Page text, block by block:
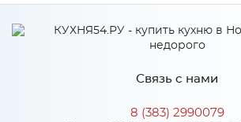
Связь с нами
8 (383) 2990079